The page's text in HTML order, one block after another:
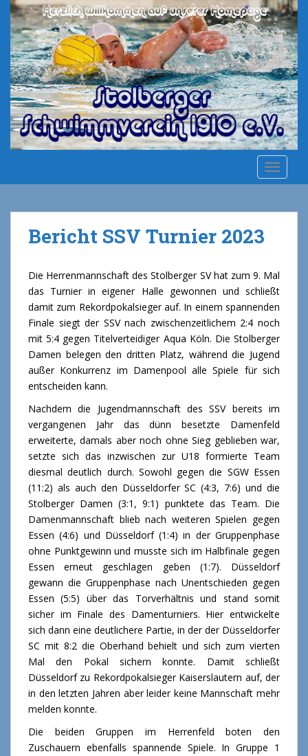
o
Bericht SSV Turnier 2023
Die Herrenmannschaft des Stolberger SV hat zum 9. Mal
das Turnier in eigener Halle gewonnen und schließt
damit zum Rekordpokalsieger auf. In einem spannenden
Finale siegt der SSV nach zwischenzeitlichem 2:4 noch
mit 5:4 gegen Titelverteidiger Aqua Köln. Die Stolberger
Damen belegen den dritten Platz, während die Jugend
außer Konkurrenz im Damenpool alle Spiele für sich
entscheiden kann.
Nachdem die Jugendmannschaft des SSV bereits im
vergangenen Jahr das dünn besetzte Damenfeld
erweiterte, damals aber noch ohne Sieg geblieben war,
setzte sich das inzwischen zur U18 formierte Team
diesmal deutlich durch. Sowohl gegen die SGW Essen
(11:2) als auch den Düsseldorfer SC (4:3, 7:6) und die
Stolberger Damen (3:1, 9:1) punktete das Team. Die
Damenmannschaft blieb nach weiteren Spielen gegen
Essen (4:6) und Düsseldorf (1:4) in der Gruppenphase
ohne Punktgewinn und musste sich im Halbfinale gegen
Essen erneut geschlagen geben (1:7). Düsseldorf
gewann die Gruppenphase nach Unentschieden gegen
Essen (5:5) über das Torverhältnis und stand somit
sicher im Finale des Damenturniers. Hier entwickelte
sich dann eine deutlichere Partie, in der der Düsseldorfer
SC mit 8:2 die Oberhand behielt und sich zum vierten
Mal den Pokal sichern konnte. Damit schließt
Düsseldorf zu Rekordpokalsieger Kaiserslautern auf, der
in den letzten Jahren aber leider keine Mannschaft mehr
melden konnte.
Die beiden Gruppen im Herrenfeld boten den
Zuschauern ebenfalls spannende Spiele. In Gruppe 1